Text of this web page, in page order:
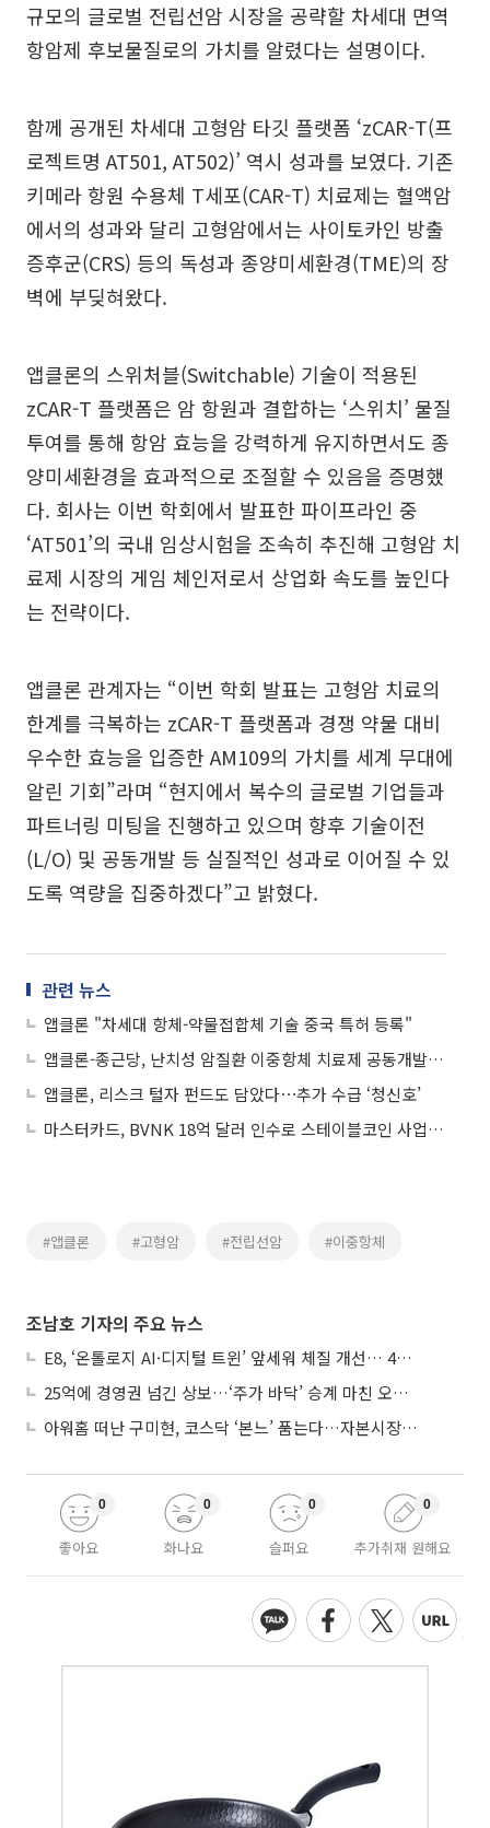
규모의 글로벌 전립선암 시장을 공략할 차세대 면역
항암제 후보물질로의 가치를 알렸다는 설명이다.
함께 공개된 차세대 고형암 타깃 플랫폼 ‘zCAR-T(프
로젝트명 AT501, AT502)’ 역시 성과를 보였다. 기존
키메라 항원 수용체 T세포(CAR-T) 치료제는 혈액암
에서의 성과와 달리 고형암에서는 사이토카인 방출
증후군(CRS) 등의 독성과 종양미세환경(TME)의 장
벽에 부딪혀왔다.
앱클론의 스위처블(Switchable) 기술이 적용된
zCAR-T 플랫폼은 암 항원과 결합하는 ‘스위치’ 물질
투여를 통해 항암 효능을 강력하게 유지하면서도 종
양미세환경을 효과적으로 조절할 수 있음을 증명했
다. 회사는 이번 학회에서 발표한 파이프라인 중
‘AT501’의 국내 임상시험을 조속히 추진해 고형암 치
료제 시장의 게임 체인저로서 상업화 속도를 높인다
는 전략이다.
앱클론 관계자는 “이번 학회 발표는 고형암 치료의
한계를 극복하는 zCAR-T 플랫폼과 경쟁 약물 대비
우수한 효능을 입증한 AM109의 가치를 세계 무대에
알린 기회”라며 “현지에서 복수의 글로벌 기업들과
파트너링 미팅을 진행하고 있으며 향후 기술이전
(L/O) 및 공동개발 등 실질적인 성과로 이어질 수 있
도록 역량을 집중하겠다”고 밝혔다.
관련 뉴스
앱클론 "차세대 항체-약물접합체 기술 중국 특허 등록"
앱클론-종근당, 난치성 암질환 이중항체 치료제 공동개발…차세대 면역항암제 발굴
앱클론, 리스크 털자 펀드도 담았다⋯추가 수급 ‘청신호’
마스터카드, BVNK 18억 달러 인수로 스테이블코인 사업 본격 확장
#앱클론 #고형암 #전립선암 #이중항체
조남호 기자의 주요 뉴스
E8, ‘온톨로지 AI·디지털 트윈’ 앞세워 체질 개선… 4분기 흑자전환 총력
25억에 경영권 넘긴 상보…‘주가 바닥’ 승계 마친 오너 2세, 주가 부양 나설까
아워홈 떠난 구미현, 코스닥 ‘본느’ 품는다…자본시장 전면 등판
좋아요
0
화나요
0
슬퍼요
0
추가취재 원해요
0